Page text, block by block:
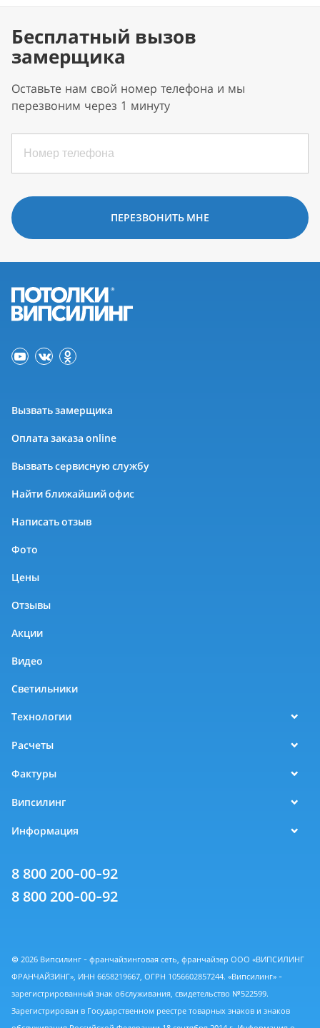
Бесплатный вызов
замерщика
Оставьте нам свой номер телефона и мы
перезвоним через 1 минуту
ПЕРЕЗВОНИТЬ МНЕ
Вызвать замерщика
Оплата заказа online
Вызвать сервисную службу
Найти ближайший офис
Написать отзыв
Фото
Цены
Отзывы
Акции
Видео
Светильники
Технологии
Расчеты
Фактуры
Випсилинг
Информация
8 800 200-00-92
8 800 200-00-92
© 2026 Випсилинг - франчайзинговая сеть, франчайзер ООО «ВИПСИЛИНГ
ФРАНЧАЙЗИНГ», ИНН 6658219667, ОГРН 1056602857244. «Випсилинг» -
зарегистрированный знак обслуживания, свидетельство №522599.
Зарегистрирован в Государственном реестре товарных знаков и знаков